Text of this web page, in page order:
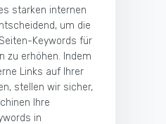
starken internen
um die
Keywords für
zu erhöhen. Indem
Links auf Ihrer
stellen wir sicher,
Ihre
in